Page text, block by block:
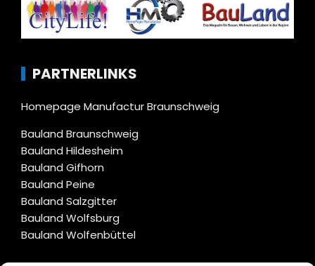
PARTNERLINKS
Homepage Manufactur Braunschweig
Bauland Braunschweig
Bauland Hildesheim
Bauland Gifhorn
Bauland Peine
Bauland Salzgitter
Bauland Wolfsburg
Bauland Wolfenbüttel